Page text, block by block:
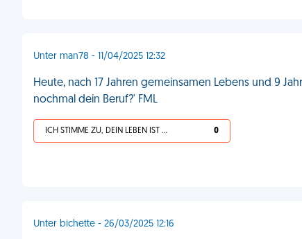
Unter man78 - 11/04/2025 12:32
Heute, nach 17 Jahren gemeinsamen Lebens und 9
nochmal dein Beruf?' FML
ICH STIMME ZU, DEIN LEBEN IST SCHEISSE 0
Unter bichette - 26/03/2025 12:16